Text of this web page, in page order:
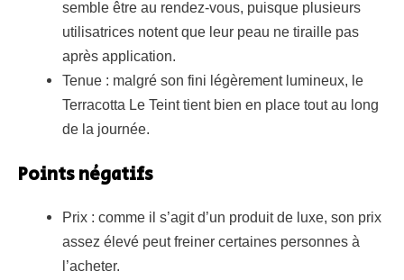
semble être au rendez-vous, puisque plusieurs
utilisatrices notent que leur peau ne tiraille pas
après application.
Tenue : malgré son fini légèrement lumineux, le
Terracotta Le Teint tient bien en place tout au long
de la journée.
Points négatifs
Prix : comme il s’agit d’un produit de luxe, son prix
assez élevé peut freiner certaines personnes à
l’acheter.